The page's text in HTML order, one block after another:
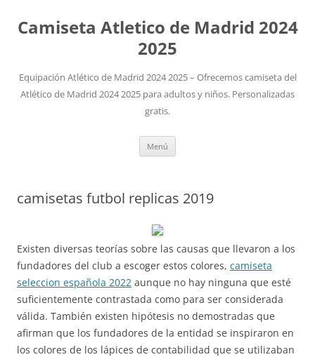
Camiseta Atletico de Madrid 2024
2025
Equipación Atlético de Madrid 2024 2025 – Ofrecemos camiseta del
Atlético de Madrid 2024 2025 para adultos y niños. Personalizadas
gratis.
Menú
camisetas futbol replicas 2019
Existen diversas teorías sobre las causas que llevaron a los
fundadores del club a escoger estos colores, camiseta
seleccion española 2022 aunque no hay ninguna que esté
suficientemente contrastada como para ser considerada
válida. También existen hipótesis no demostradas que
afirman que los fundadores de la entidad se inspiraron en
los colores de los lápices de contabilidad que se utilizaban